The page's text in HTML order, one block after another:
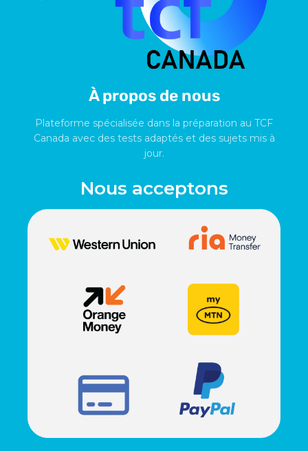
À propos de nous
Plateforme spécialisée dans la préparation au TCF
Canada avec des tests adaptés et des sujets mis à
jour.
Nous acceptons